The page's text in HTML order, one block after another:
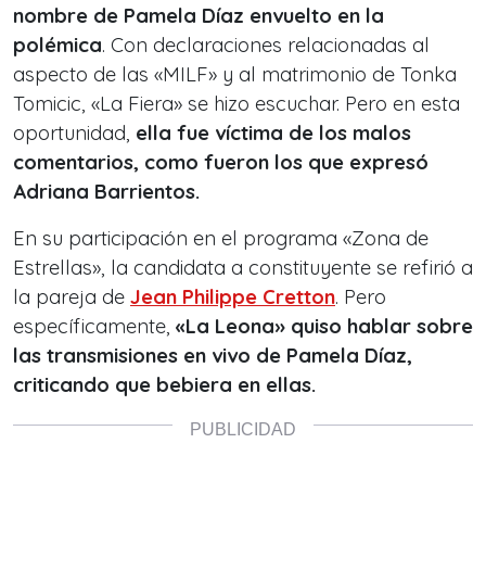
nombre de Pamela Díaz envuelto en la
polémica. Con declaraciones relacionadas al
aspecto de las «MILF» y al matrimonio de Tonka
Tomicic, «La Fiera» se hizo escuchar. Pero en esta
oportunidad, ella fue víctima de los malos
comentarios, como fueron los que expresó
Adriana Barrientos.
En su participación en el programa «Zona de
Estrellas», la candidata a constituyente se refirió a
la pareja de Jean Philippe Cretton. Pero
específicamente, «La Leona» quiso hablar sobre
las transmisiones en vivo de Pamela Díaz,
criticando que bebiera en ellas.